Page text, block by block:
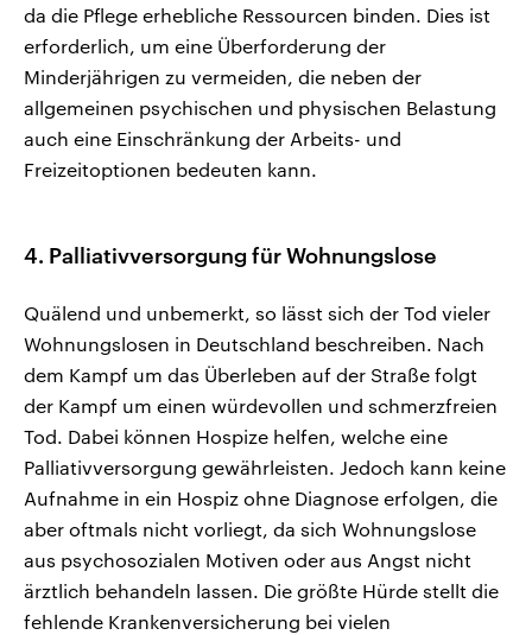
da die Pflege erhebliche Ressourcen binden. Dies ist
erforderlich, um eine Überforderung der
Minderjährigen zu vermeiden, die neben der
allgemeinen psychischen und physischen Belastung
auch eine Einschränkung der Arbeits- und
Freizeitoptionen bedeuten kann.
4. Palliativversorgung für Wohnungslose
Quälend und unbemerkt, so lässt sich der Tod vieler
Wohnungslosen in Deutschland beschreiben. Nach
dem Kampf um das Überleben auf der Straße folgt
der Kampf um einen würdevollen und schmerzfreien
Tod. Dabei können Hospize helfen, welche eine
Palliativversorgung gewährleisten. Jedoch kann keine
Aufnahme in ein Hospiz ohne Diagnose erfolgen, die
aber oftmals nicht vorliegt, da sich Wohnungslose
aus psychosozialen Motiven oder aus Angst nicht
ärztlich behandeln lassen. Die größte Hürde stellt die
fehlende Krankenversicherung bei vielen